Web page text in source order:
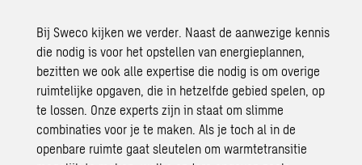
Bij Sweco kijken we verder. Naast de aanwezige kennis
die nodig is voor het opstellen van energieplannen,
bezitten we ook alle expertise die nodig is om overige
ruimtelijke opgaven, die in hetzelfde gebied spelen, op
te lossen. Onze experts zijn in staat om slimme
combinaties voor je te maken. Als je toch al in de
openbare ruimte gaat sleutelen om warmtetransitie